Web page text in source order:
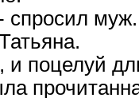
спросил муж.
поцелуй